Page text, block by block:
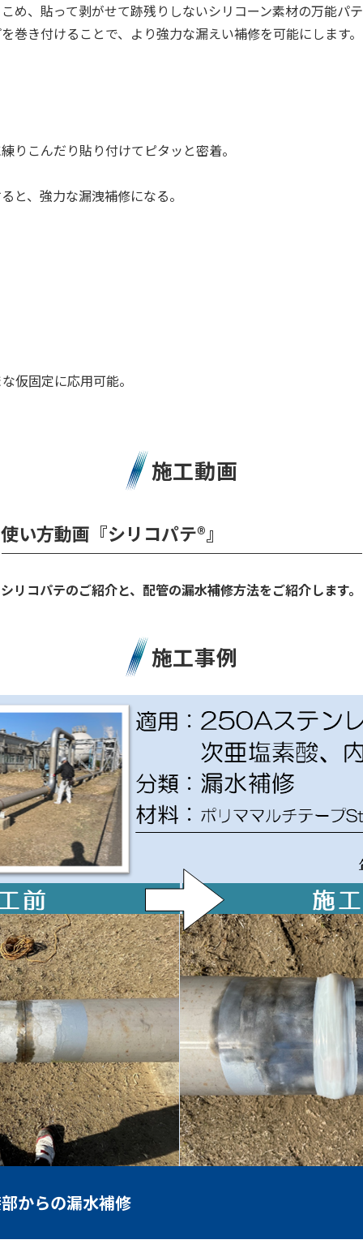
め、貼って剥がせて跡残りしないシリコーン素材の万能パ
巻き付けることで、より強力な漏えい補修を可能にします。
こんだり貼り付けてピタッと密着。
と、強力な漏洩補修になる。
仮固定に応用可能。
施工動画
使い方動画『シリコパテ®』
シリコパテのご紹介と、配管の漏水補修方法をご紹介します。
施工事例
からの漏水補修